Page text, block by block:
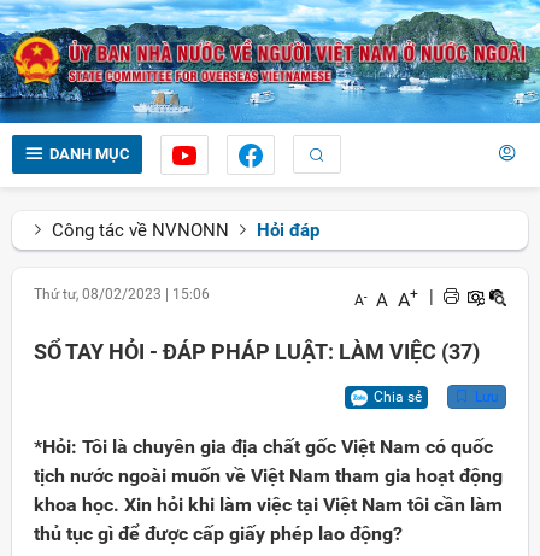
DANH MỤC
Công tác về NVNONN Hỏi đáp
Thứ tư, 08/02/2023 15:06 A- A A+ |
SỔ TAY HỎI - ĐÁP PHÁP LUẬT: LÀM VIỆC (37)
Chia sẻ Lưu
*Hỏi: Tôi là chuyên gia địa chất gốc Việt Nam có quốc
tịch nước ngoài muốn về Việt Nam tham gia hoạt động
khoa học. Xin hỏi khi làm việc tại Việt Nam tôi cần làm
thủ tục gì để được cấp giấy phép lao động?